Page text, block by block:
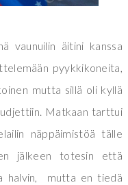
vaunuilin äitini kanssa
pyykkikoneita,
mutta sillä oli kyllä
Matkaan tarttui
näppäimistöä tälle
jälkeen totesin että
halvin, mutta en tiedä